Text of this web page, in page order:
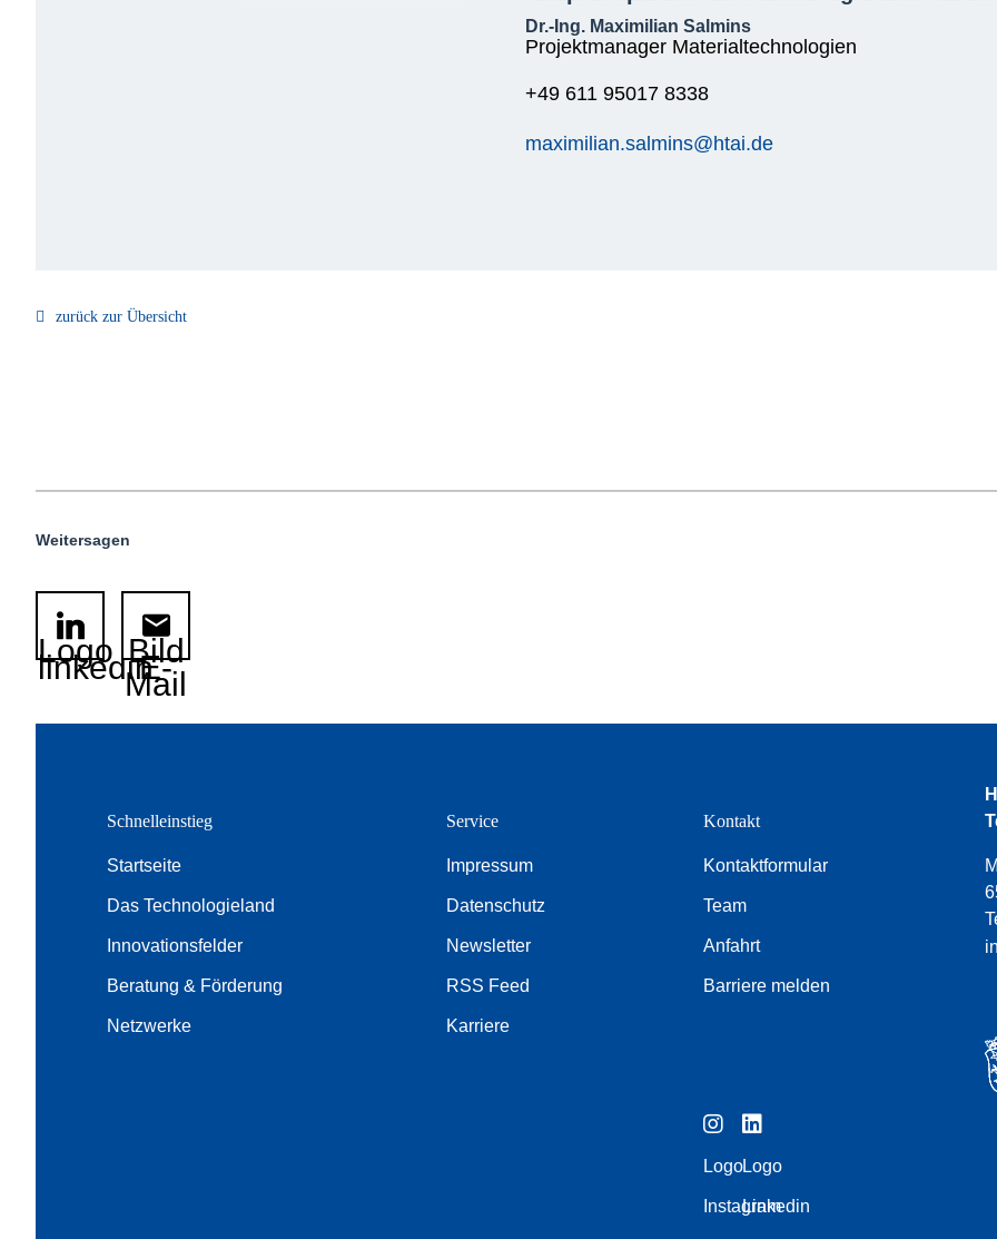
Dr.-Ing. Maximilian Salmins
Projektmanager Materialtechnologien
+49 611 95017 8338
maximilian.salmins@htai.de
zurück zur Übersicht
Weitersagen
Logo
linkedinBild
E-
Mail
Schnelleinstieg
Startseite
Das Technologieland
Innovationsfelder
Beratung & Förderung
Netzwerke
Service
Impressum
Datenschutz
Newsletter
RSS Feed
Karriere
Kontakt
Kontaktformular
Team
Anfahrt
Barriere melden
Logo
Instagram
Logo
Linkedin